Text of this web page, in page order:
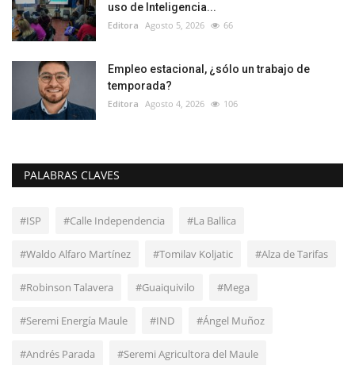
uso de Inteligencia...
Editora Agosto 5, 2026 66
Empleo estacional, ¿sólo un trabajo de
temporada?
Editora Agosto 4, 2026 106
PALABRAS CLAVES
#ISP #Calle Independencia #La Ballica
#Waldo Alfaro Martínez #Tomilav Koljatic #Alza de Tarifas
#Robinson Talavera #Guaiquivilo #Mega
#Seremi Energía Maule #IND #Ángel Muñoz
#Andrés Parada #Seremi Agricultora del Maule